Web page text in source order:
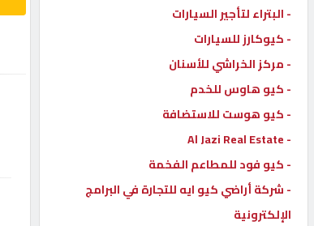
المنتدى
كيو
مزاد
كيو
نمبر
- البتراء لتأجير السيارات
- كيوكارز للسيارات
- مركز الخراشي للأسنان
- كيو هاوس للخدم
- كيو هوست للاستضافة
- Al Jazi Real Estate
- كيو فود للمطاعم الفخمة
- شركة أراضي كيو ايه للتجارة في البرامج
الإلكترونية